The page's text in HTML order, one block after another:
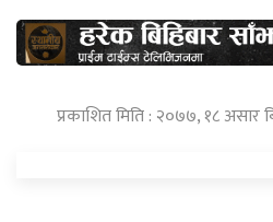
प्रकाशित मिति : २०७७, १८